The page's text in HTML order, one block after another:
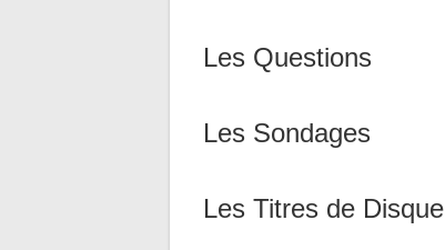
Les Questions
Les Sondages
Les Titres de Disque